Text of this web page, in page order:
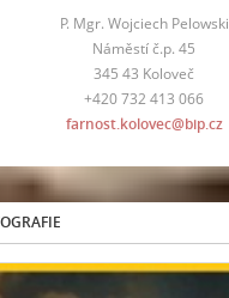
P. Mgr. Wojciech Pelowski
Náměstí č.p. 45
345 43 Koloveč
+420 732 413 066
farnost.kolovec@bip.cz